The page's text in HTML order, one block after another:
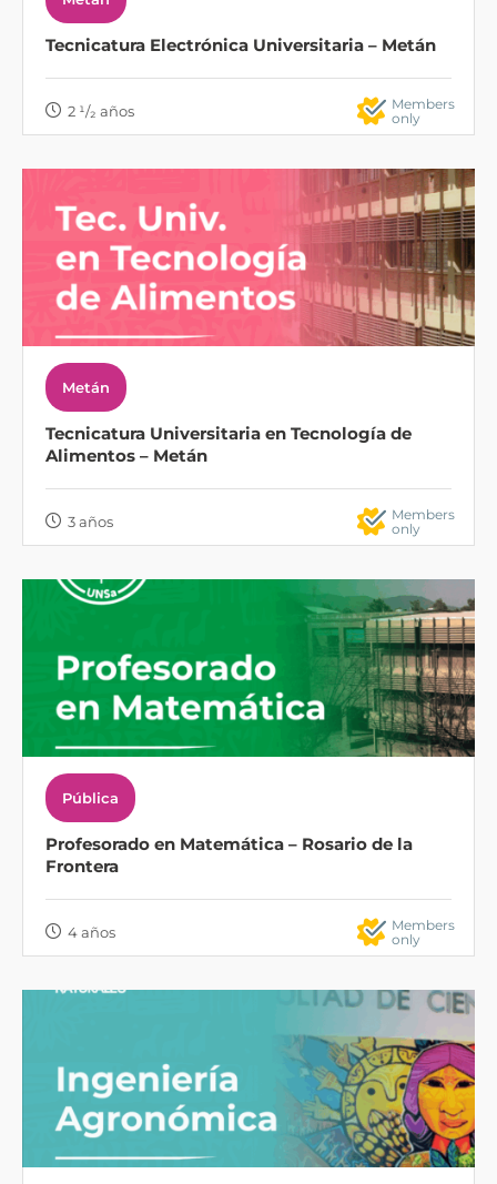
Tecnicatura Electrónica Universitaria – Metán
2 ¹/₂ años
Members
only
Metán
Tecnicatura Universitaria en Tecnología de
Alimentos – Metán
3 años
Members
only
Pública
Profesorado en Matemática – Rosario de la
Frontera
4 años
Members
only